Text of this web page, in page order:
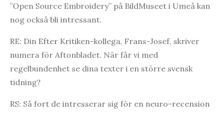
”Open Source Embroidery” på BildMuseet i Umeå kan
nog också bli intressant.
RE: Din Efter Kritiken-kollega, Frans-Josef, skriver
numera för Aftonbladet. När får vi med
regelbundenhet se dina texter i en större svensk
tidning?
RS: Så fort de intresserar sig för en neuro-recension